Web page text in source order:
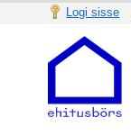
Logi sisse